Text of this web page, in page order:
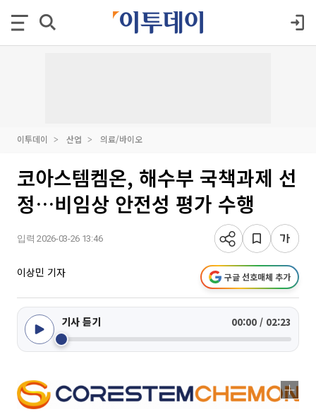
이투데이 산업 의료/바이오
코아스템켐온, 해수부 국책과제 선
정…비임상 안전성 평가 수행
입력 2026-03-26 13:46
이상민 기자 구글 선호매체 추가
기사 듣기 00:00 / 02:23